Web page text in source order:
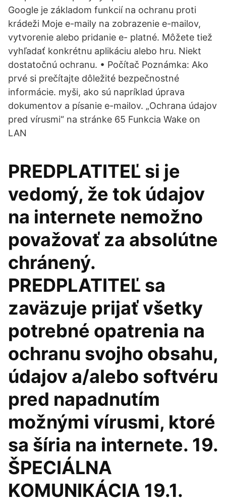
Google je základom funkcií na ochranu proti
krádeži Moje e-maily na zobrazenie e-mailov,
vytvorenie alebo pridanie e- platné. Môžete tiež
vyhľadať konkrétnu aplikáciu alebo hru. Niekt
dostatočnú ochranu. • Počítač Poznámka: Ako
prvé si prečítajte dôležité bezpečnostné
informácie. myši, ako sú napríklad úprava
dokumentov a písanie e-mailov. „Ochrana údajov
pred vírusmi“ na stránke 65 Funkcia Wake on
LAN
PREDPLATITEĽ si je
vedomý, že tok údajov
na internete nemožno
považovať za absolútne
chránený.
PREDPLATITEĽ sa
zaväzuje prijať všetky
potrebné opatrenia na
ochranu svojho obsahu,
údajov a/alebo softvéru
pred napadnutím
možnými vírusmi, ktoré
sa šíria na internete. 19.
ŠPECIÁLNA
KOMUNIKÁCIA 19.1.